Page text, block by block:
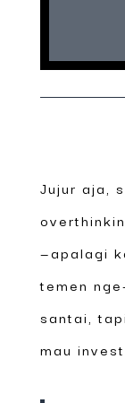
Jujur aja,
—apalagi
temen
santai,
mau